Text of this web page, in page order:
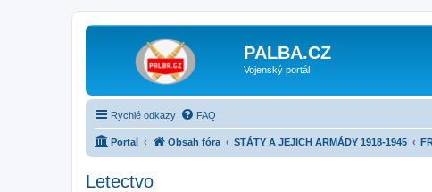
PALBA.CZ
Vojenský portál
Rychlé odkazy FAQ
Portal Obsah fóra STÁTY A JEJICH ARMÁDY 1918-1945
Letectvo